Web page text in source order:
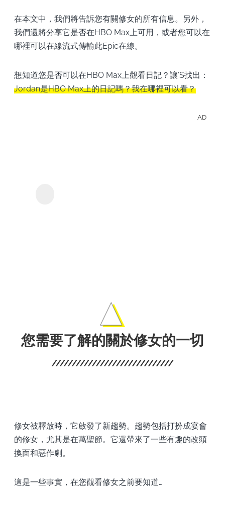
在本文中，我們將告訴您有關修女的所有信息。另外，
我們還將分享它是否在HBO Max上可用，或者您可以在
哪裡可以在線流式傳輸此Epic在線。
想知道您是否可以在HBO Max上觀看日記？讓’S找出：
Jordan是HBO Max上的日記嗎？我在哪裡可以看？
AD
您需要了解的關於修女的一切
修女被釋放時，它啟發了新趨勢。趨勢包括打扮成宴會
的修女，尤其是在萬聖節。它還帶來了一些有趣的改頭
換面和惡作劇。
這是一些事實，在您觀看修女之前要知道…